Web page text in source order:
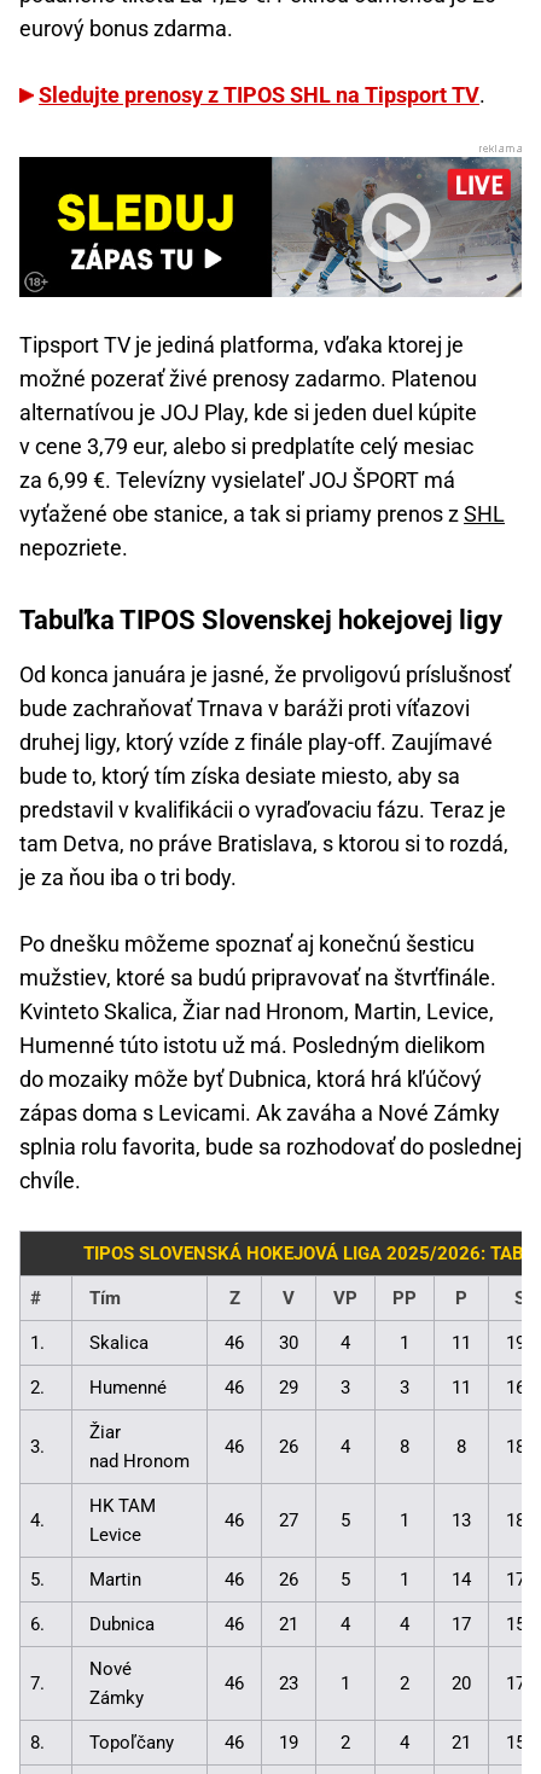
eurový bonus zdarma.
Sledujte prenosy z TIPOS SHL na Tipsport TV.
Tipsport TV je jediná platforma, vďaka ktorej je
možné pozerať živé prenosy zadarmo. Platenou
alternatívou je JOJ Play, kde si jeden duel kúpite
v cene 3,79 eur, alebo si predplatíte celý mesiac
za 6,99 €. Televízny vysielateľ JOJ ŠPORT má
vyťažené obe stanice, a tak si priamy prenos zSHL
nepozriete.
Tabuľka TIPOS Slovenskej hokejovej ligy
Od konca januára je jasné, že prvoligovú príslušnosť
bude zachraňovať Trnava v baráži proti víťazovi
druhej ligy, ktorý vzíde z finále play-off. Zaujímavé
bude to, ktorý tím získa desiate miesto, aby sa
predstavil v kvalifikácii o vyraďovaciu fázu. Teraz je
tam Detva, no práve Bratislava, s ktorou si to rozdá,
je za ňou iba o tri body.
Po dnešku môžeme spoznať aj konečnú šesticu
mužstiev, ktoré sa budú pripravovať na štvrťfinále.
Kvinteto Skalica, Žiar nad Hronom, Martin, Levice,
Humenné túto istotu už má. Posledným dielikom
do mozaiky môže byť Dubnica, ktorá hrá kľúčový
zápas doma s Levicami. Ak zaváha a Nové Zámky
splnia rolu favorita, bude sa rozhodovať do poslednej
chvíle.
TIPOS SLOVENSKÁ HOKEJOVÁ LIGA 2025/2026:
# Tím Z V VP PP P
1. Skalica 46 30 4 1 11
2. Humenné 46 29 3 3 11
3.
Žiar
nad Hronom
46 26 4 8 8
4.
HK TAM
Levice
46 27 5 1 13
5. Martin 46 26 5 1 14
6. Dubnica 46 21 4 4 17
7.
Nové
Zámky
46 23 1 2 20
8. Topoľčany 46 19 2 4 21